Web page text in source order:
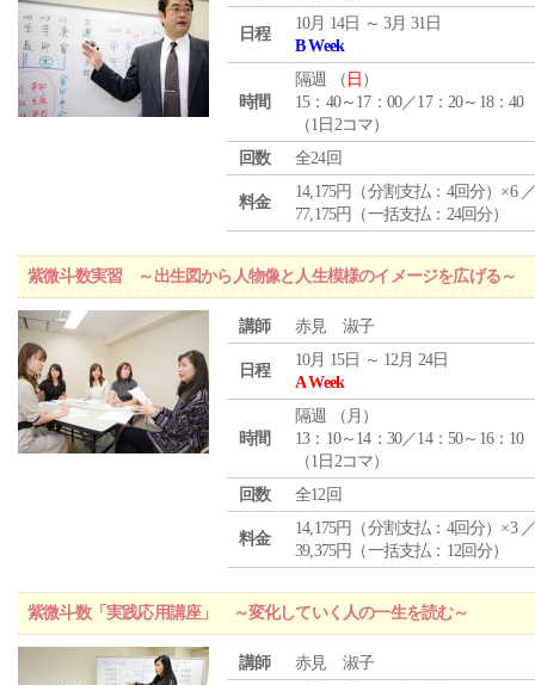
日程
10月 14日 ～ 3月 31日
B Week
時間
隔週 （ 日 ）
15：40～17：00／17：20～18：40
（1日2コマ）
回数
全24回
料金
14,175円（分割支払：4回分）×6
77,175円（一括支払：24回分）
紫微斗数実習 ～出生図から人物像と人生模様のイメージを広げる～
講師 赤見 淑子
日程
10月 15日 ～ 12月 24日
A Week
時間
隔週 （ 月 ）
13：10～14：30／14：50～16：10
（1日2コマ）
回数
全12回
料金
14,175円（分割支払：4回分）×3
39,375円（一括支払：12回分）
紫微斗数「実践応用講座」 ～変化していく人の一生を読む～
講師 赤見 淑子